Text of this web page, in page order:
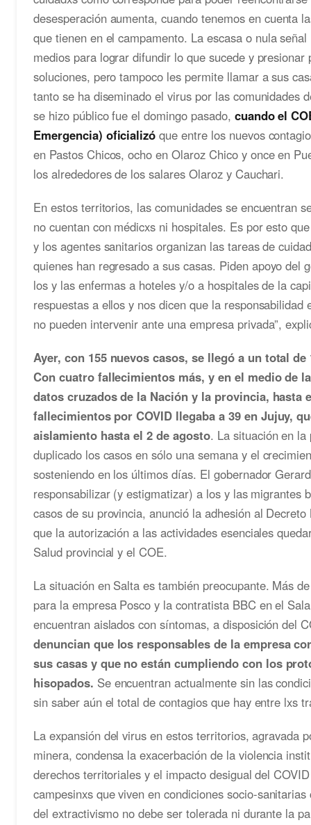
desesperación aumenta, cuando tenemos en cuenta
que tienen en el campamento. La escasa o nula
medios para lograr difundir lo que sucede y
soluciones, pero tampoco les permite llamar a sus
tanto se ha diseminado el virus por las comunidades
se hizo público fue el domingo pasado, cuando el
Emergencia) oficializó que entre los nuevos
en Pastos Chicos, ocho en Olaroz Chico y once en
los alrededores de los salares Olaroz y Cauchari.
En estos territorios, las comunidades se encuentran
no cuentan con médicxs ni hospitales. Es por esto
y los agentes sanitarios organizan las tareas de
quienes han regresado a sus casas. Piden apoyo del
los y las enfermas a hoteles y/o a hospitales de la
respuestas a ellos y nos dicen que la
no pueden intervenir ante una empresa privada”,
Ayer, con 155 nuevos casos, se llegó a un total
Con cuatro fallecimientos más, y en el medio de
datos cruzados de la Nación y la provincia, hasta
fallecimientos por COVID llegaba a 39 en Jujuy,
aislamiento hasta el 2 de agosto. La situación en la
duplicado los casos en sólo una semana y el
sosteniendo en los últimos días. El gobernador
responsabilizar (y estigmatizar) a los y las migrantes
casos de su provincia, anunció la adhesión al
que la autorización a las actividades esenciales
Salud provincial y el COE.
La situación en Salta es también preocupante. Más
para la empresa Posco y la contratista BBC en el
encuentran aislados con síntomas, a disposición del
denuncian que los responsables de la empresa
sus casas y que no están cumpliendo con los
hisopados. Se encuentran actualmente sin las
sin saber aún el total de contagios que hay entre lxs
La expansión del virus en estos territorios, agravada
minera, condensa la exacerbación de la violencia
derechos territoriales y el impacto desigual del
campesinxs que viven en condiciones socio-
del extractivismo no debe ser tolerada ni durante la